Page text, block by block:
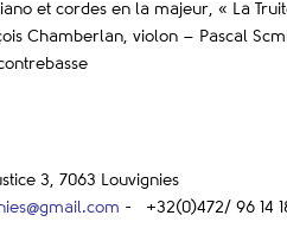
et cordes en la majeur, « La
Chamberlan, violon – Pascal
3, 7063 Louvignies
- +32(0)472/ 96 14